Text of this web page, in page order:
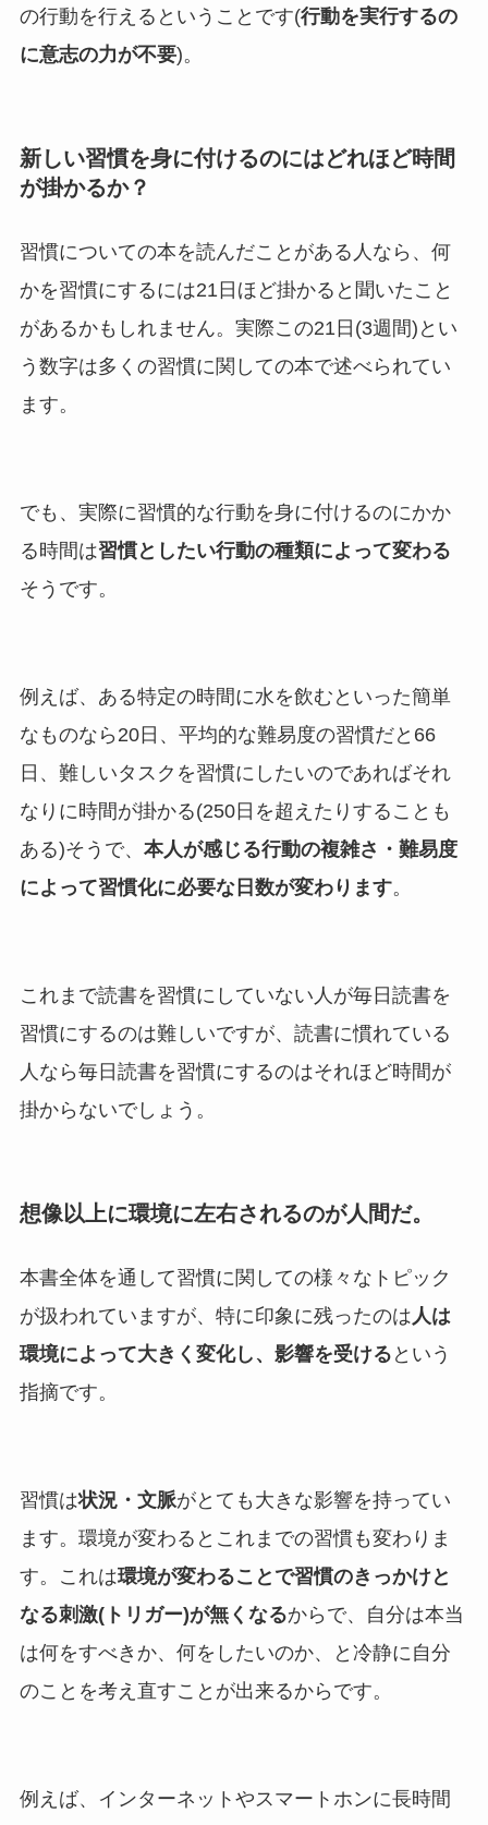
の行動を行えるということです(行動を実行するの
に意志の力が不要)。
新しい習慣を身に付けるのにはどれほど時間
が掛かるか？
習慣についての本を読んだことがある人なら、何
かを習慣にするには21日ほど掛かると聞いたこと
があるかもしれません。実際この21日(3週間)とい
う数字は多くの習慣に関しての本で述べられてい
ます。
でも、実際に習慣的な行動を身に付けるのにかか
る時間は習慣としたい行動の種類によって変わる
そうです。
例えば、ある特定の時間に水を飲むといった簡単
なものなら20日、平均的な難易度の習慣だと66
日、難しいタスクを習慣にしたいのであればそれ
なりに時間が掛かる(250日を超えたりすることも
ある)そうで、 本人が感じる行動の複雑さ・難易度
によって習慣化に必要な日数が変わります。
これまで読書を習慣にしていない人が毎日読書を
習慣にするのは難しいですが、読書に慣れている
人なら毎日読書を習慣にするのはそれほど時間が
掛からないでしょう。
想像以上に環境に左右されるのが人間だ。
本書全体を通して習慣に関しての様々なトピック
が扱われていますが、特に印象に残ったのは人は
環境によって大きく変化し、影響を受ける という
指摘です。
習慣は状況・文脈がとても大きな影響を持ってい
ます。環境が変わるとこれまでの習慣も変わりま
す。これは環境が変わることで習慣のきっかけと
なる刺激(トリガー)が無くなるからで、自分は本当
は何をすべきか、何をしたいのか、と冷静に自分
のことを考え直すことが出来るからです。
例えば、インターネットやスマートホンに長時間